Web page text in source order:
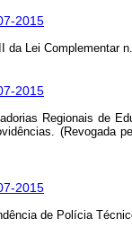
2015
da Lei Complementar
2015
Regionais de
(Revogada
2015
de Polícia